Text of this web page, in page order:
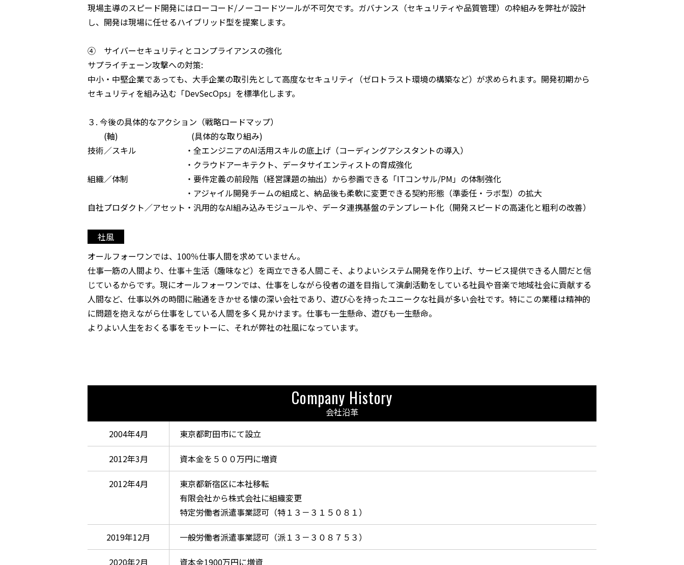
現場主導のスピード開発にはローコード/ノーコードツールが不可欠です。ガバナンス（セキュリティや品質管理）の枠組みを弊社が設計
し、開発は現場に任せるハイブリッド型を提案します。
④ サイバーセキュリティとコンプライアンスの強化
サプライチェーン攻撃への対策:
中小・中堅企業であっても、大手企業の取引先として高度なセキュリティ（ゼロトラスト環境の構築など）が求められます。開発初期から
セキュリティを組み込む「DevSecOps」を標準化します。
３. 今後の具体的なアクション（戦略ロードマップ）
(軸) (具体的な取り組み)
技術／スキル ・全エンジニアのAI活用スキルの底上げ（コーディングアシスタントの導入）
・クラウドアーキテクト、データサイエンティストの育成強化
組織／体制 ・要件定義の前段階（経営課題の抽出）から参画できる「ITコンサル/PM」の体制強化
・アジャイル開発チームの組成と、納品後も柔軟に変更できる契約形態（準委任・ラボ型）の拡大
自社プロダクト／アセット・汎用的なAI組み込みモジュールや、データ連携基盤のテンプレート化（開発スピードの高速化と粗利の改善）
社風
オールフォーワンでは、100％仕事人間を求めていません。
仕事一筋の人間より、仕事＋生活（趣味など）を両立できる人間こそ、よりよいシステム開発を作り上げ、サービス提供できる人間だと信
じているからです。現にオールフォーワンでは、仕事をしながら役者の道を目指して演劇活動をしている社員や音楽で地域社会に貢献する
人間など、仕事以外の時間に融通をきかせる懐の深い会社であり、遊び心を持ったユニークな社員が多い会社です。特にこの業種は精神的
に問題を抱えながら仕事をしている人間を多く見かけます。仕事も一生懸命、遊びも一生懸命。
よりよい人生をおくる事をモットーに、それが弊社の社風になっています。
Company History
会社沿革
2004年4月
東京都町田市にて設立
2012年3月 資本金を５００万円に増資
2012年4月
東京都新宿区に本社移転
有限会社から株式会社に組織変更
特定労働者派遣事業認可（特１３－３１５０８１）
2019年12月 一般労働者派遣事業認可（派１３－３０８７５３）
2020年2月 資本金1900万円に増資